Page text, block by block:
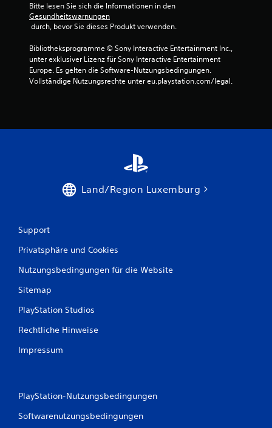
4
Bitte lesen Sie sich die Informationen in den
Gesundheitswarnungen
durch, bevor Sie dieses Produkt verwenden.
Bibliotheksprogramme © Sony Interactive Entertainment Inc.,
unter exklusiver Lizenz für Sony Interactive Entertainment
Europe. Es gelten die Software-Nutzungsbedingungen.
Vollständige Nutzungsrechte unter eu.playstation.com/legal.
Land/Region Luxemburg
Support
Privatsphäre und Cookies
Nutzungsbedingungen für die Website
Sitemap
PlayStation Studios
Rechtliche Hinweise
Impressum
PlayStation-Nutzungsbedingungen
Softwarenutzungsbedingungen